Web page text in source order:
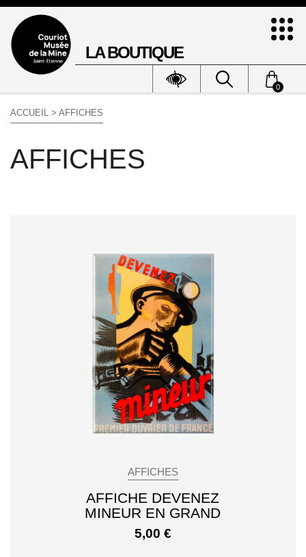
LA BOUTIQUE
0
ACCUEIL > AFFICHES
AFFICHES
AFFICHES
AFFICHE DEVENEZ
MINEUR EN GRAND
5,00 €